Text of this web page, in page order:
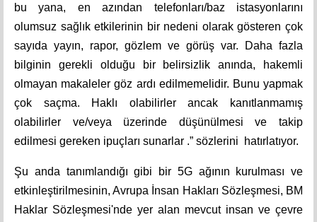
bu yana, en azından telefonları/baz istasyonlarını
olumsuz sağlık etkilerinin bir nedeni olarak gösteren çok
sayıda yayın, rapor, gözlem ve görüş var. Daha fazla
bilginin gerekli olduğu bir belirsizlik anında, hakemli
olmayan makaleler göz ardı edilmemelidir. Bunu yapmak
çok saçma. Haklı olabilirler ancak kanıtlanmamış
olabilirler ve/veya üzerinde düşünülmesi ve takip
edilmesi gereken ipuçları sunarlar .” sözlerini hatırlatıyor.
Şu anda tanımlandığı gibi bir 5G ağının kurulması ve
etkinleştirilmesinin, Avrupa İnsan Hakları Sözleşmesi, BM
Haklar Sözleşmesi'nde yer alan mevcut insan ve çevre